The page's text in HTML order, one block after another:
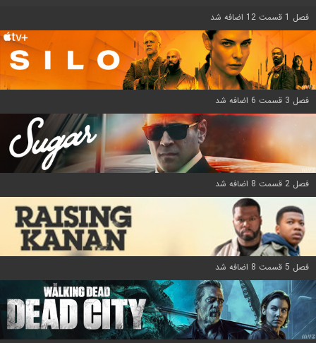
فصل 1 قسمت 12 اضافه شد
فصل 3 قسمت 6 اضافه شد
فصل 2 قسمت 8 اضافه شد
فصل 5 قسمت 8 اضافه شد